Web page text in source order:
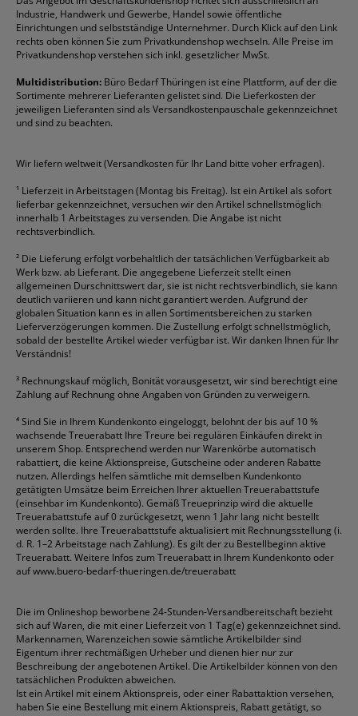
Rabatte & Aktionen
Etiketten
Fineliner
Folienschreiber
Formulare
Gelschreiber
Geschäftsbücher
Korrekturmittel
Kugelschreiber
Mappen
Ordner
Packband
Permanentmarker
Tintenroller
Tintenpatronen
Toilettenpapier
Toner
Versandmaterial
Versandtaschen
Edding
Esselte
Faber-Castell
Fellowes
Franken
Fripa
HP
Pilot
Pritt
Schneider
Stabilo
Staedtler
alle Marken anzeigen
Industrie, Handwerk und Gewerbe, Handel sowie öffentliche
Einrichtungen und selbstständige Unternehmer. Durch Klick auf den Link
rechts oben können Sie zum Privatkundenshop wechseln. Alle Preise im
Privatkundenshop verstehen sich inkl. gesetzlicher MwSt.
Multidistribution: Büro Bedarf Thüringen ist eine Plattform, auf der die
Sortimente mehrerer Lieferanten gelistet sind. Die Lieferkosten der
jeweiligen Lieferanten sind als Versandkostenpauschale gekennzeichnet
und sind zu beachten.
Wir liefern weltweit (Versandkosten für Ihr Land bitte voher erfragen).
¹ Lieferzeit in Arbeitstagen (Montag bis Freitag). Ist ein Artikel als sofort
lieferbar gekennzeichnet, versuchen wir den Artikel schnellstmöglich
innerhalb 1 Arbeitstages zu versenden. Die Angabe ist nicht
rechtsverbindlich.
² Die Lieferung erfolgt vorbehaltlich der tatsächlichen Verfügbarkeit ab
Werk bzw. ab Lieferant. Die angegebene Lieferzeit stellt einen
allgemeinen Durschnittswert dar, sie ist nicht rechtsverbindlich, sie kann
deutlich variieren und kann nicht garantiert werden. Aufgrund der
globalen Situation kann es in allen Sortimentsbereichen zu starken
Lieferverzögerungen kommen. Die Zustellung erfolgt schnellstmöglich,
sobald der bestellte Artikel wieder verfügbar ist. Wir danken Ihnen für Ihr
Verständnis!
³ Rechnungskauf möglich, Bonität vorausgesetzt, wir sind berechtigt eine
Zahlung auf Rechnung ohne Angaben von Gründen zu verweigern.
⁴Sind Sie in Ihrem Kundenkonto eingeloggt, belohnt der bis auf 10 %
wachsende Treuerabatt Ihre Treure bei regulären Einkäufen direkt in
unserem Shop. Entsprechend werden nur Warenkörbe automatisch
rabattiert, die keine Aktionspreise, Gutscheine oder anderen Rabatte
nutzen. Allerdings helfen sämtliche mit demselben Kundenkonto
getätigten Umsätze beim Erreichen Ihrer aktuellen Treuerabattstufe
(einsehbar im Kundenkonto). Gemäß Treueprinzip wird die aktuelle
Treuerabattstufe auf 0 zurückgesetzt, wenn 1 Jahr lang nicht bestellt
werden sollte. Ihre Treuerabattstufe aktualisiert mit Rechnungsstellung (i.
d. R. 1–2 Arbeitstage nach Zahlung). Es gilt der zu Bestellbeginn aktive
Treuerabatt. Weitere Infos zum Treuerabatt in Ihrem Kundenkonto oder
aufwww.buero-bedarf-thueringen.de/treuerabatt
Die im Onlineshop beworbene 24-Stunden-Versandbereitschaft bezieht
sich auf Waren, die mit einer Lieferzeit von 1 Tag(e) gekennzeichnet sind.
Markennamen, Warenzeichen sowie sämtliche Artikelbilder sind
Eigentum ihrer rechtmäßigen Urheber und dienen hier nur zur
Beschreibung der angebotenen Artikel. Die Artikelbilder können von den
tatsächlichen Produkten abweichen.
Ist ein Artikel mit einem Aktionspreis, oder einer Rabattaktion versehen,
haben Sie eine Bestellung mit einem Aktionspreis, Rabatt getätigt, so